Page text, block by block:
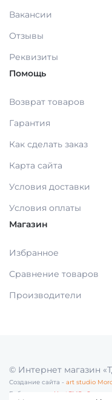
ВРАЩАЮЩИЙСЯ
ВРАЩАЮЩИЙСЯ
ЗАЩИТА ВРАЧА И
АКСЕССУАРЫ И
МАТЕРИАЛЫ
МАТЕРИАЛЫ ДЛЯ
МАТЕРИАЛЫ ДЛЯ
ВОСКА
СПЛАВЫ
ГИПСЫ
МАТЕРИАЛЫ/
ОПРЕДЕЛЕНИЯ
КОМПОЗИТ
Вакансии
Отзывы
Реквизиты
Помощь
Возврат товаров
Гарантия
Как сделать заказ
Карта сайта
Условия доставки
Условия оплаты
Магазин
Избранное
Сравнение товаров
Производители
© Интернет магазин
Создание сайта - art studio
Работает на - HostCMS v6